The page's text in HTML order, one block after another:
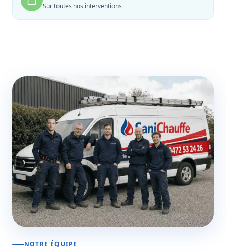
Sur toutes nos interventions
NOTRE ÉQUIPE